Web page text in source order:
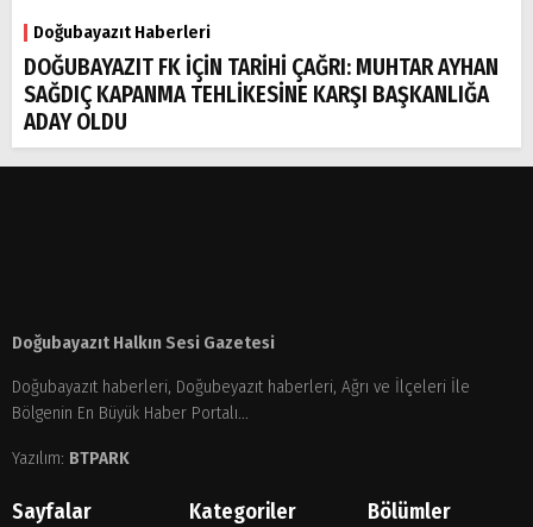
Doğubayazıt Haberleri
DOĞUBAYAZIT FK İÇİN TARİHİ ÇAĞRI: MUHTAR AYHAN
SAĞDIÇ KAPANMA TEHLİKESİNE KARŞI BAŞKANLIĞA
ADAY OLDU
Doğubayazıt Halkın Sesi Gazetesi
Doğubayazıt haberleri, Doğubeyazıt haberleri, Ağrı ve İlçeleri İle
Bölgenin En Büyük Haber Portalı...
Yazılım: BTPARK
Sayfalar Kategoriler Bölümler